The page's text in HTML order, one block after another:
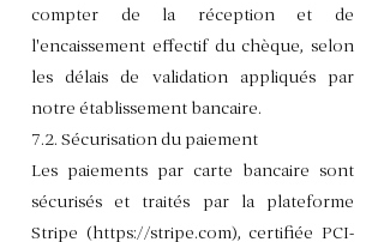
compter de la réception et de
l'encaissement effectif du chèque, selon
les délais de validation appliqués par
notre établissement bancaire.
7.2. Sécurisation du paiement
Les paiements par carte bancaire sont
sécurisés et traités par la plateforme
Stripe (https://stripe.com), certifiée PCI-